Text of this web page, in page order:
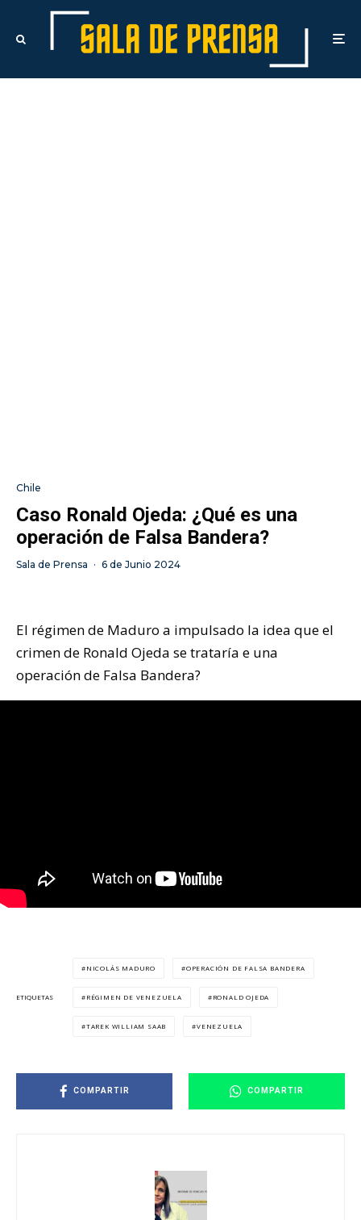
Chile
Caso Ronald Ojeda: ¿Qué es una
operación de Falsa Bandera?
Sala de Prensa · 6 de Junio 2024
El régimen de Maduro a impulsado la idea que el
crimen de Ronald Ojeda se trataría e una
operación de Falsa Bandera?
ETIQUETAS
NICOLÁS MADURO OPERACIÓN DE FALSA BANDERA
RÉGIMEN DE VENEZUELA RONALD OJEDA
TAREK WILLIAM SAAB VENEZUELA
COMPARTIR COMPARTIR